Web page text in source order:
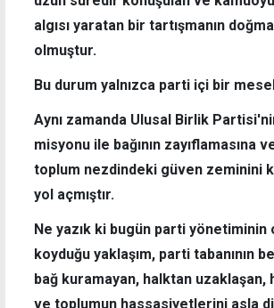
algısı yaratan bir tartışmanın
olmuştur.
Bu durum yalnızca parti içi bir
Aynı zamanda Ulusal Birlik
misyonu ile bağının zayıflamasına
toplum nezdindeki güven zeminini
yol açmıştır.
Ne yazık ki bugün parti yönetiminin
koyduğu yaklaşım, parti tabanının
bağ kuramayan, halktan uzaklaşan,
ve toplumun hassasiyetlerini asla